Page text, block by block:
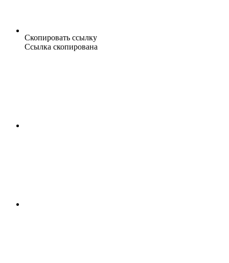
Скопировать ссылку
Ссылка скопирована